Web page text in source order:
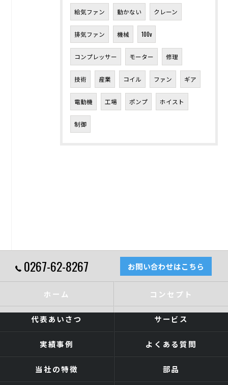
給気ファン 動かない クレーン
排気ファン 機械 100v
コンプレッサー モーター 修理
技術 産業 コイル ファン ギア
電動機 工場 ポンプ ホイスト
制御
0267-62-8267 お問い合わせはこちら
ホーム コンセプト
代表あいさつ サービス
実績事例 よくある質問
当社の特徴 部品